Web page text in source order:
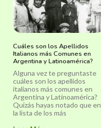
Cuáles son los Apellidos
Italianos más Comunes en
Argentina y Latinoamérica?
Alguna vez te preguntaste
cuáles son los apellidos
italianos más comunes en
Argentina y Latinoamérica?
Quizás hayas notado que en
la lista de los más